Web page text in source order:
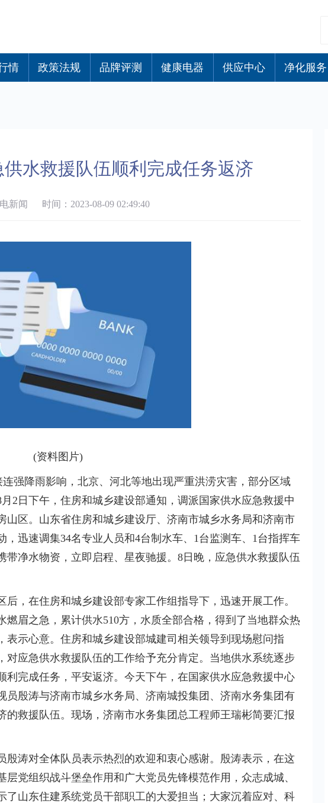
情 政策法规 品牌评测 健康电器 供应中心 净化服务
水救援队伍顺利完成任务返济
新闻 时间：2023-08-09 02:49:40
(资料图片)
强降雨影响，北京、河北等地出现严重洪涝灾害，部分区域
2日下午，住房和城乡建设部通知，调派国家供水应急救援中
山区。山东省住房和城乡建设厅、济南市城乡水务局和济南市
迅速调集34名专业人员和4台制水车、1台监测车、1台指挥车
净水物资，立即启程、星夜驰援。8日晚，应急供水救援队伍
，在住房和城乡建设部专家工作组指导下，迅速开展工作。
燃眉之急，累计供水510方，水质全部合格，得到了当地群众热
表示心意。住房和城乡建设部城建司相关领导到现场慰问指
对应急供水救援队伍的工作给予充分肯定。当地供水系统逐步
利完成任务，平安返济。今天下午，在国家供水应急救援中心
员殷涛与济南市城乡水务局、济南城投集团、济南水务集团有
的救援队伍。现场，济南市水务集团总工程师王瑞彬简要汇报
殷涛对全体队员表示热烈的欢迎和衷心感谢。殷涛表示，在这
党组织战斗堡垒作用和广大党员先锋模范作用，众志成城、
了山东住建系统党员干部职工的大爱担当；大家沉着应对、科